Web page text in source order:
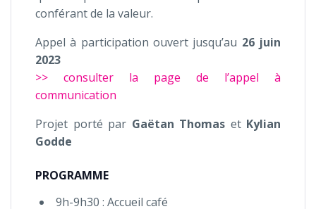
conférant de la valeur.
Appel à participation ouvert jusqu’au 26 juin
2023
>> consulter la page de l’appel à
communication
Projet porté par Gaëtan Thomas etKylian
Godde
PROGRAMME
9h-9h30 : Accueil café